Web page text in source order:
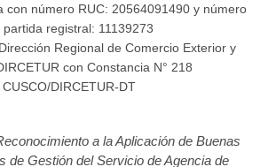
con número RUC: 20564091490 y número
partida registral: 11139273
Regional de Comercio Exterior y
con Constancia N° 218
CUSCO/DIRCETUR-DT
a la Aplicación de Buenas
de Gestión del Servicio de Agencia de